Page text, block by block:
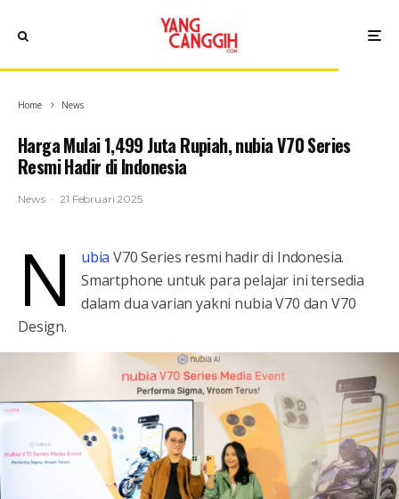
Home News
Harga Mulai 1,499 Juta Rupiah, nubia V70 Series
Resmi Hadir di Indonesia
News · 21 Februari 2025
n ubia V70 Series resmi hadir di Indonesia.
Smartphone untuk para pelajar ini tersedia
dalam dua varian yakni nubia V70 dan V70
Design.